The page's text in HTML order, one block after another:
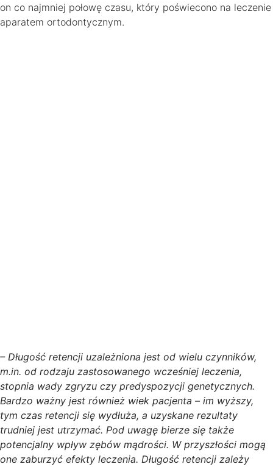
on co najmniej połowę czasu, który poświecono na leczenie
aparatem ortodontycznym.
– Długość retencji uzależniona jest od wielu czynników,
m.in. od rodzaju zastosowanego wcześniej leczenia,
stopnia wady zgryzu czy predyspozycji genetycznych.
Bardzo ważny jest również wiek pacjenta – im wyższy,
tym czas retencji się wydłuża, a uzyskane rezultaty
trudniej jest utrzymać. Pod uwagę bierze się także
potencjalny wpływ zębów mądrości. W przyszłości mogą
one zaburzyć efekty leczenia. Długość retencji zależy